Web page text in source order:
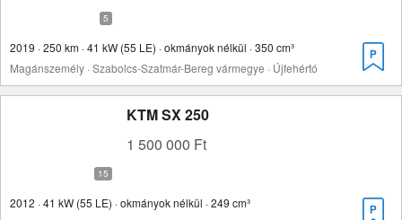
2019 · 250 km · 41 kW (55 LE) · okmányok nélkül · 350 cm³
Magánszemély · Szabolcs-Szatmár-Bereg vármegye · Újfehértó
KTM SX 250
1 500 000 Ft
2012 · 41 kW (55 LE) · okmányok nélkül · 249 cm³